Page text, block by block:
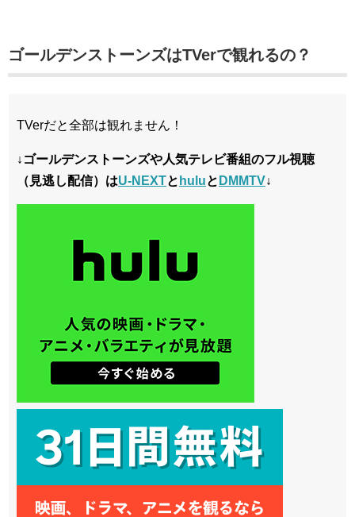
ゴールデンストーンズはTVerで観れるの？
TVerだと全部は観れません！
↓ゴールデンストーンズや人気テレビ番組のフル視聴
（見逃し配信）はU-NEXTと huluと DMMTV↓